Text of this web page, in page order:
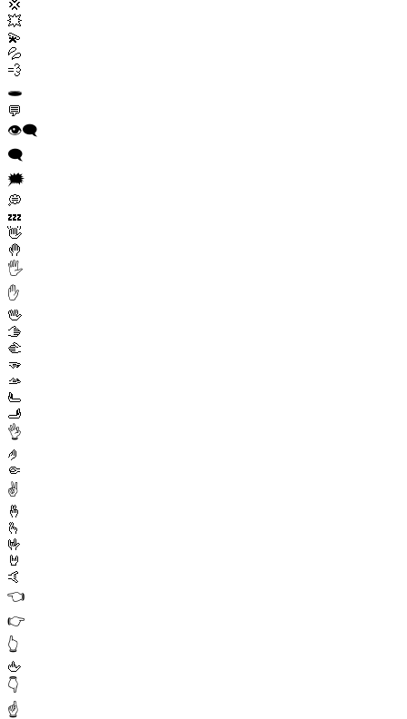
💢
💥
💫
💦
💨
🕳️
💬
👁️‍🗨️
🗨️
🗯️
💭
💤
👋
🤚
🖐️
✋
🖖
🫱
🫲
🫳
🫴
🫷
🫸
👌
🤌
🤏
✌️
🤞
🫰
🤟
🤘
🤙
👈
👉
👆
🖕
👇
☝️